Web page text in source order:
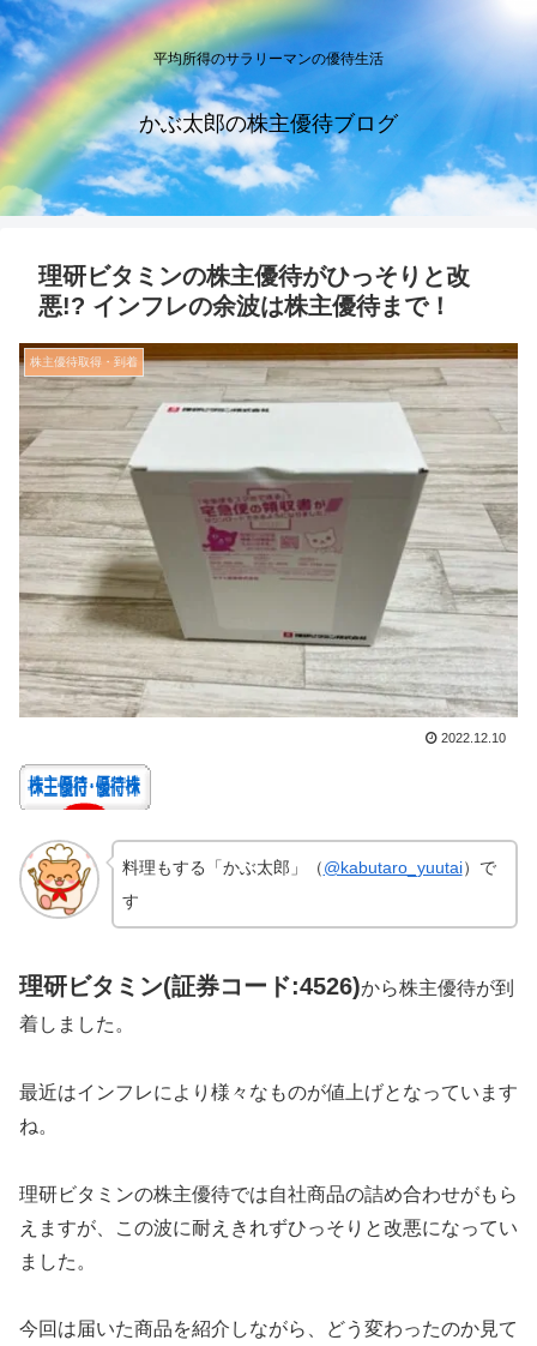
平均所得のサラリーマンの優待生活
かぶ太郎の株主優待ブログ
理研ビタミンの株主優待がひっそりと改
悪!? インフレの余波は株主優待まで！
株主優待取得・到着
2022.12.10
料理もする「かぶ太郎」（@kabutaro_yuutai）で
す
理研ビタミン(証券コード:4526)から株主優待が到
着しました。
最近はインフレにより様々なものが値上げとなっています
ね。
理研ビタミンの株主優待では自社商品の詰め合わせがもら
えますが、この波に耐えきれずひっそりと改悪になってい
ました。
今回は届いた商品を紹介しながら、どう変わったのか見て